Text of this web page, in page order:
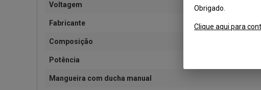
Voltagem
Fabricante
Composição
Potência
Mangueira com ducha manual
Obrigado.
Clique aqui para